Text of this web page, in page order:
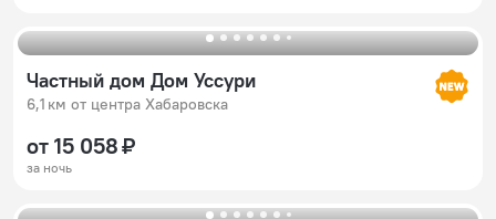
Частный дом Дом Уссури
6,1 км от центра Хабаровска
от 15 058 ₽
за ночь